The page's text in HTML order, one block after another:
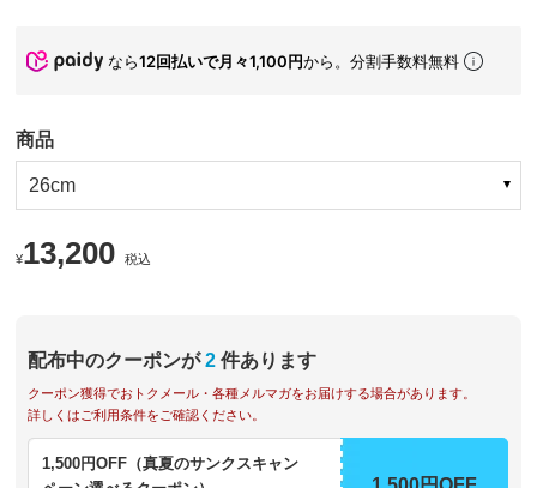
なら12回払いで月々1,100円から。分割手数料無料
商品
26cm
¥13,200 税込
配布中のクーポンが 2 件あります
クーポン獲得でおトクメール・各種メルマガをお届けする場合があります。
詳しくはご利用条件をご確認ください。
1,500円OFF（真夏のサンクスキャン